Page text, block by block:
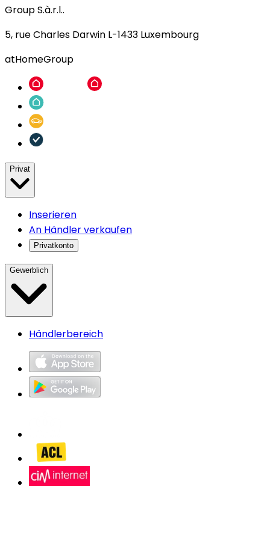
Group S.à.r.l..
5, rue Charles Darwin L-1433 Luxembourg
atHomeGroup
Privat
Inserieren
An Händler verkaufen
Privatkonto
Gewerblich
Händlerbereich